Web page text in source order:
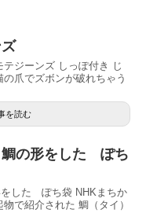
ジーンズ しっぽ付き じ
爪でズボンが破れちゃう
を読む
の形をした ぽち
した ぽち袋 NHKまちか
で紹介された 鯛（タイ）